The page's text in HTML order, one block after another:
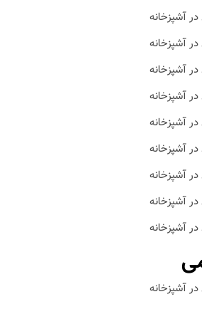
نکات و ترفندها
دکوراسیون مدرن در
های ایرانی
6 سال قبل